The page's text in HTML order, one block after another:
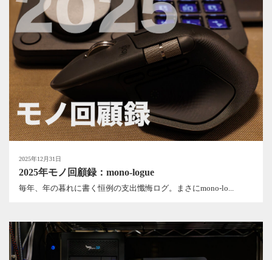
2025年12月31日
2025年モノ回顧録：mono-logue
毎年、年の暮れに書く恒例の支出懺悔ログ。まさにmono-lo...